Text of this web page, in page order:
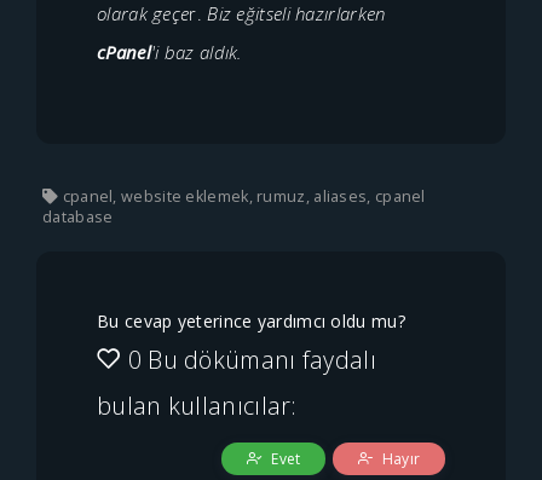
olarak geçer. Biz eğitseli hazırlarken
cPanel'i baz aldık.
cpanel, website eklemek, rumuz, aliases, cpanel
database
Bu cevap yeterince yardımcı oldu mu?
0 Bu dökümanı faydalı
bulan kullanıcılar:
Evet Hayır